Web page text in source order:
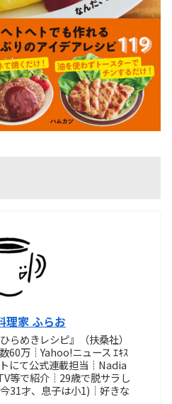
理家 ふらお
らめきレシピ』（扶桑社）
60万┊Yahoo!ニュース ｴｷｽ
にて公式連載担当┊Nadia
等で紹介┊29歳で脱サラし
31才、息子は小1)┊好きな